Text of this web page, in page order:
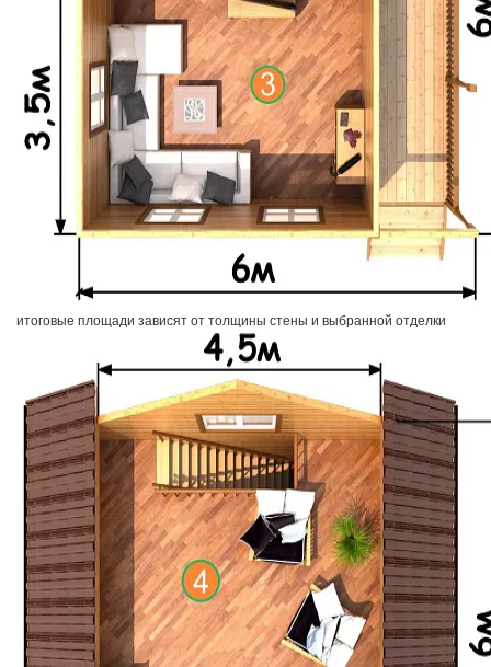
итоговые площади зависят от толщины стены и выбранной отделки